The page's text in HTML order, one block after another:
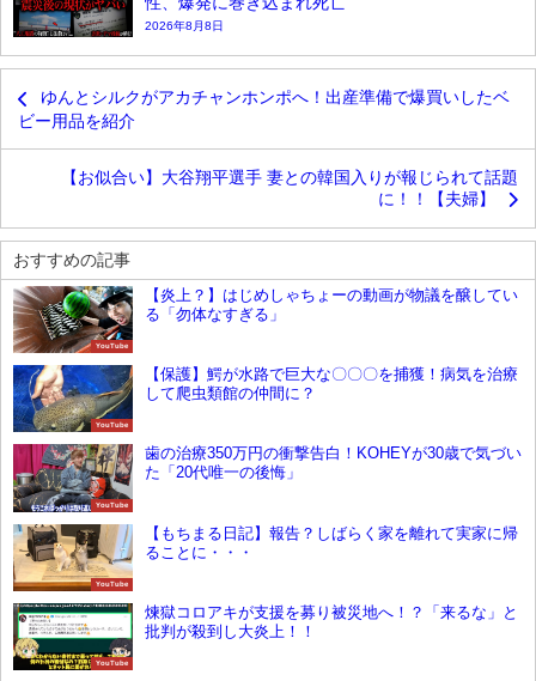
2026年8月8日
ゆんとシルクがアカチャンホンポへ！出産準備で爆買いしたベ
ビー用品を紹介
【お似合い】大谷翔平選手 妻との韓国入りが報じられて話題
に！！【夫婦】
おすすめの記事
YouTube
【炎上？】はじめしゃちょーの動画が物議を醸してい
る「勿体なすぎる」
YouTube
【保護】鰐が水路で巨大な〇〇〇を捕獲！病気を治療
して爬虫類館の仲間に？
YouTube
歯の治療350万円の衝撃告白！KOHEYが30歳で気づい
た「20代唯一の後悔」
YouTube
【もちまる日記】報告？しばらく家を離れて実家に帰
ることに・・・
YouTube
煉獄コロアキが支援を募り被災地へ！？「来るな」と
批判が殺到し大炎上！！